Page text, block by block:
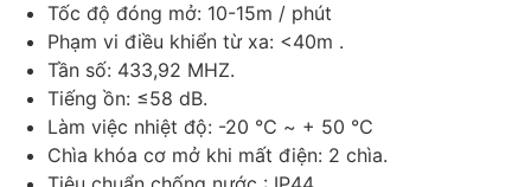
Tốc độ đóng mở: 10-15m / phút
Phạm vi điều khiển từ xa: <40m .
Tần số: 433,92 MHZ.
Tiếng ồn: ≤58 dB.
Làm việc nhiệt độ: -20 ℃ ~ + 50 ℃
Chìa khóa cơ mở khi mất điện: 2 chìa.